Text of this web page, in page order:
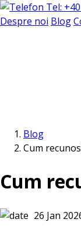
Tel:
Despre noi Blog
Blog
Cum
Cum
26 Jan